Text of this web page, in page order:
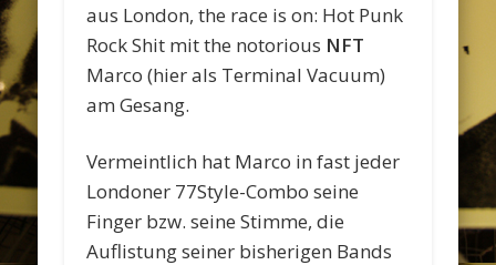
aus London, the race is on: Hot Punk
Rock Shit mit the notorious NFT
Marco (hier als Terminal Vacuum)
am Gesang.
Vermeintlich hat Marco in fast jeder
Londoner 77Style-Combo seine
Finger bzw. seine Stimme, die
Auflistung seiner bisherigen Bands